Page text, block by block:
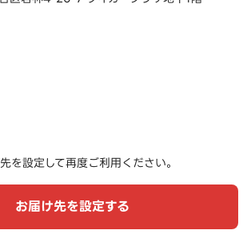
を設定して再度ご利用ください。
お届け先を設定する